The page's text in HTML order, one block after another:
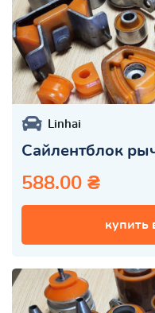
Linhai
Сайлентблок
588.00 ₴
купить